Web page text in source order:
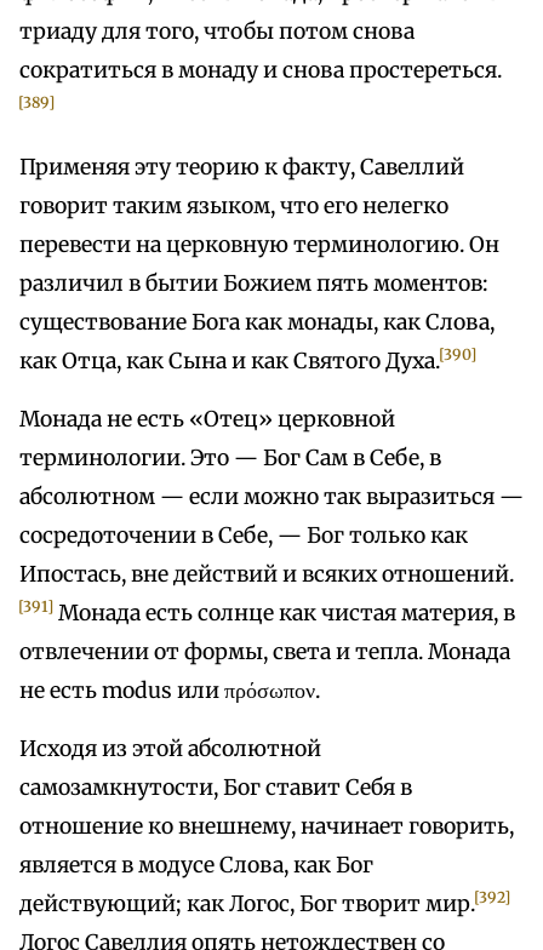
триаду для того, чтобы потом снова
сократиться в монаду и снова простереться.
[389]
Применяя эту теорию к факту, Савеллий
говорит таким языком, что его нелегко
перевести на церковную терминологию. Он
различил в бытии Божием пять моментов:
существование Бога как монады, как Слова,
как Отца, как Сына и как Святого Духа.[390]
Монада не есть «Отец» церковной
терминологии. Это — Бог Сам в Себе, в
абсолютном — если можно так выразиться —
сосредоточении в Себе, — Бог только как
Ипостась, вне действий и всяких отношений.
[391] Монада есть солнце как чистая материя, в
отвлечении от формы, света и тепла. Монада
не есть modus или πρόσωπον.
Исходя из этой абсолютной
самозамкнутости, Бог ставит Себя в
отношение ко внешнему, начинает говорить,
является в модусе Слова, как Бог
действующий; как Логос, Бог творит мир.[392]
Логос Савеллия опять нетождествен со